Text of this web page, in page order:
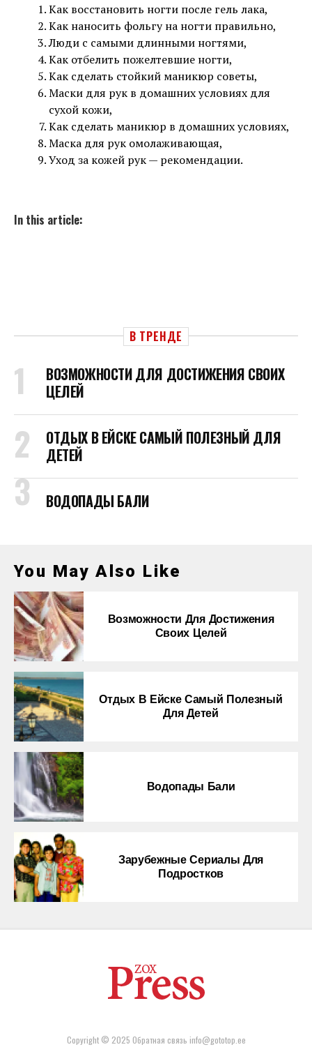
Как восстановить ногти после гель лака,
Как наносить фольгу на ногти правильно,
Люди с самыми длинными ногтями,
Как отбелить пожелтевшие ногти,
Как сделать стойкий маникюр советы,
Маски для рук в домашних условиях для
сухой кожи,
Как сделать маникюр в домашних условиях,
Маска для рук омолаживающая,
Уход за кожей рук — рекомендации.
In this article:
В ТРЕНДЕ
ВОЗМОЖНОСТИ ДЛЯ ДОСТИЖЕНИЯ СВОИХ
ЦЕЛЕЙ
ОТДЫХ В ЕЙСКЕ САМЫЙ ПОЛЕЗНЫЙ ДЛЯ
ДЕТЕЙ
ВОДОПАДЫ БАЛИ
You May Also Like
Возможности Для Достижения
Своих Целей
Отдых В Ейске Самый Полезный
Для Детей
Водопады Бали
Зарубежные Сериалы Для
Подростков
Copyright © 2025 Обратная связь info@gototop.ee